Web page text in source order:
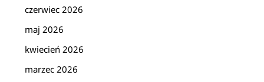
czerwiec 2026
maj 2026
kwiecień 2026
marzec 2026